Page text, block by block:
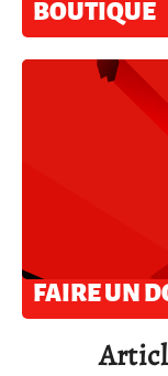
BOUTIQUE
FAIRE UN